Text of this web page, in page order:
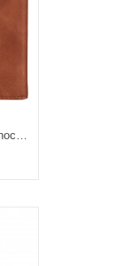
Folio-hoesje voor Moto G200 5G Monochroom Leereffect